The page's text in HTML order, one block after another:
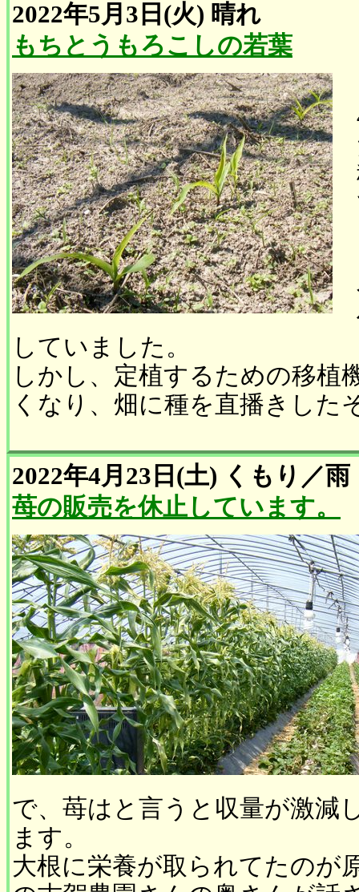
2022年5月3日(火) 晴れ
もちとうもろこしの若葉
していました。
しかし、定植するための移植
くなり、畑に種を直播きした
2022年4月23日(土) くもり ／雨
苺の販売を休止しています。
で、苺はと言うと収量が激減
ます。
大根に栄養が取られてたのが